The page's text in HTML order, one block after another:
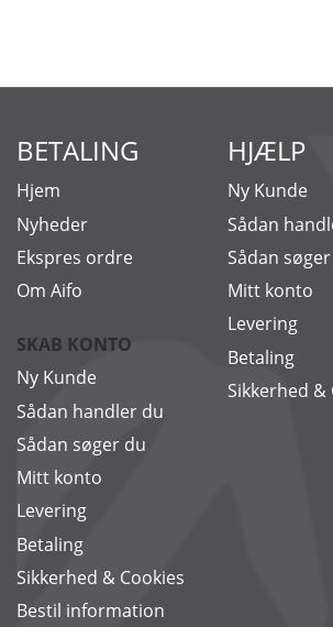
BETALING
Hjem
Nyheder
Ekspres ordre
Om Aifo
SKAB KONTO
Ny Kunde
Sådan handler du
Sådan søger du
Mitt konto
Levering
Betaling
Sikkerhed & Cookies
Bestil information
HJÆLP
Ny Kunde
Sådan
Sådan
Mitt konto
Levering
Betaling
Sikkerhed &